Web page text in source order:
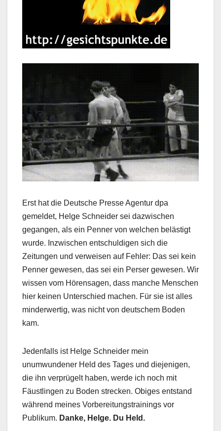
Erst hat die Deutsche Presse Agentur dpa
gemeldet, Helge Schneider sei dazwischen
gegangen, als ein Penner von welchen belästigt
wurde. Inzwischen entschuldigen sich die
Zeitungen und verweisen auf Fehler: Das sei kein
Penner gewesen, das sei ein Perser gewesen. Wir
wissen vom Hörensagen, dass manche Menschen
hier keinen Unterschied machen. Für sie ist alles
minderwertig, was nicht von deutschem Boden
kam.
Jedenfalls ist Helge Schneider mein
unumwundener Held des Tages und diejenigen,
die ihn verprügelt haben, werde ich noch mit
Fäustlingen zu Boden strecken. Obiges entstand
während meines Vorbereitungstrainings vor
Publikum. Danke, Helge. Du Held.